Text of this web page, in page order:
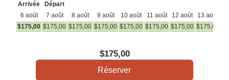
Arrivée
Départ
6 août
7 août 8 août 9 août 10 août 11 août 12 août 13 août
$175,00 $175,00 $175,00 $175,00 $175,00 $175,00 $175,00 $175,00
$175,00